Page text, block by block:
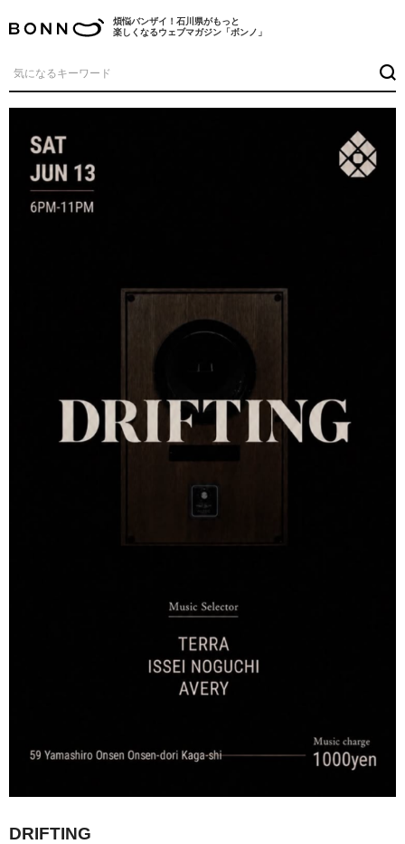
煩悩バンザイ！石川県がもっと
楽しくなるウェブマガジン「ボンノ」
DRIFTING